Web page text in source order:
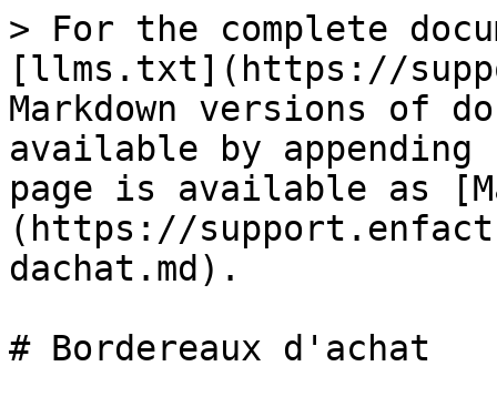
> For the complete
[llms.txt](https://
Markdown versions of
available by
page is available as
(https://
dachat.md).
# Bordereaux d'achat